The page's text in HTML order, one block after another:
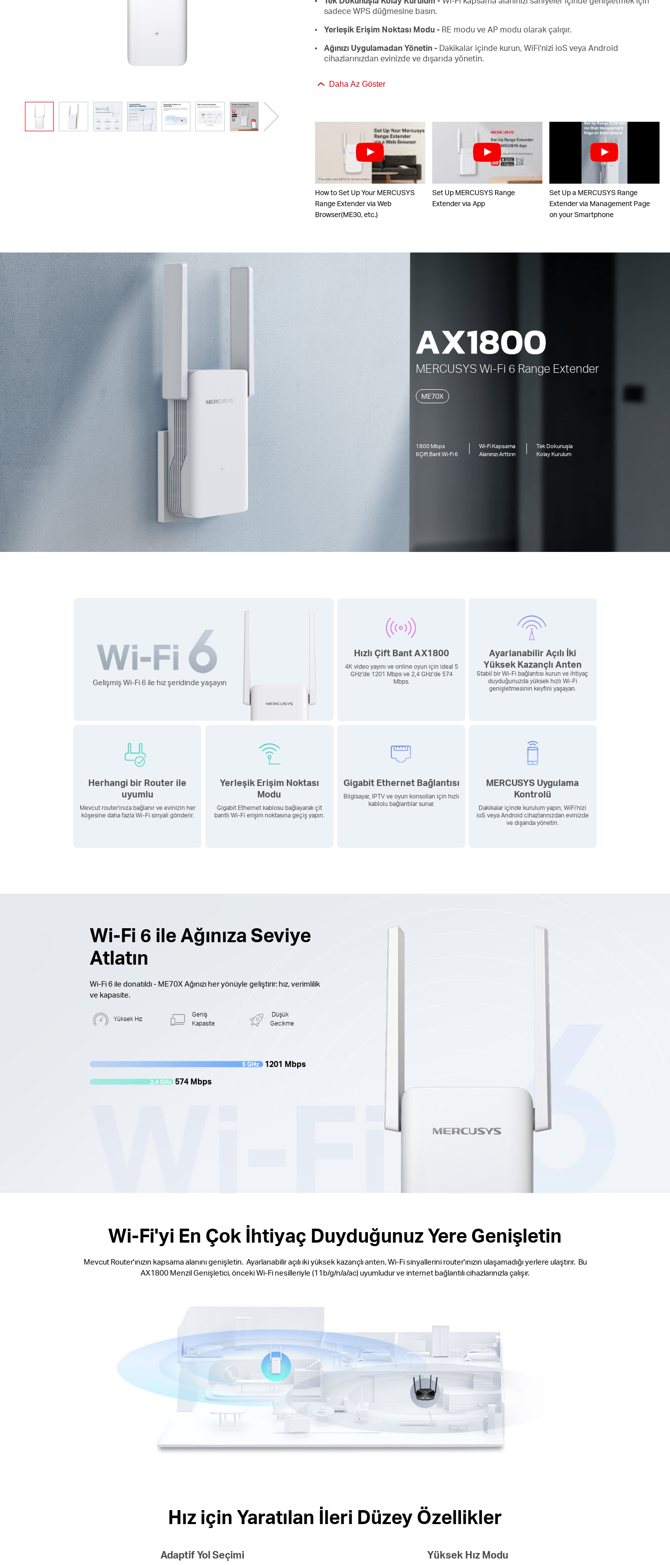
sadece WPS düğmesine basın.
Yerleşik Erişim Noktası Modu -RE modu ve AP modu olarak çalışır.
Ağınızı Uygulamadan Yönetin -Dakikalar içinde kurun, WiFi'nizi ioS veya Android
cihazlarınızdan evinizde ve dışarıda yönetin.
Daha Az Göster
How to Set Up Your MERCUSYS
Range Extender via Web
Browser(ME30, etc.)
Set Up MERCUSYS Range
Extender via App
Set Up a MERCUSYS Range
Extender via Management Page
on your Smartphone
MERCUSYS Wi-Fi 6 Range Extender
ME70X
1800 Mbps
6Çift Bant Wi-Fi 6
Wi-Fi Kapsama
Alanınızı Arttırın
Tek Dokunuşla
Kolay Kurulum
Gelişmiş Wi-Fi 6 ile hız şeridinde yaşayın
Hızlı Çift Bant AX1800
4K video yayını ve online oyun için ideal 5
GHz'de 1201 Mbps ve 2,4 GHz'de 574
Mbps.
Ayarlanabilir Açılı İki
Yüksek Kazançlı Anten
Stabil bir Wi-Fi bağlantısı kurun ve ihtiyaç
duyduğunuzda yüksek hızlı Wi-Fi
genişletmesinin keyfini yaşayan.
Herhangi bir Router ile
uyumlu
Mevcut router'ınıza bağlanır ve evinizin her
köşesine daha fazla Wi-Fi sinyali gönderir.
Yerleşik Erişim Noktası
Modu
Gigabit Ethernet kablosu bağlayarak çit
bantlı Wi-Fi erişim noktasına geçiş yapın.
Gigabit Ethernet Bağlantısı
Bilgisayar, IPTV ve oyun konsolları için hızlı
kablolu bağlantılar sunar.
MERCUSYS Uygulama
Kontrolü
Dakikalar içinde kurulum yapın, WiFi'nizi
ioS veya Android cihazlarınızdan evinizde
ve dışarıda yönetin.
Wi-Fi 6 ile Ağınıza Seviye
Atlatın
Wi-Fi 6 ile donatıldı - ME70X Ağınızı her yönüyle geliştirir: hız, verimlilik
ve kapasite.
Yüksek Hız
Geniş
Kapasite
Düşük
Gecikme
1201 Mbps
574 Mbps
Wi-Fi'yi En Çok İhtiyaç Duyduğunuz Yere Genişletin
Mevcut Router'ınızın kapsama alanını genişletin. Ayarlanabilir açılı iki yüksek kazançlı anten, Wi-Fi sinyallerini router'ınızın ulaşamadığı yerlere ulaştırır. Bu
AX1800 Menzil Genişletici, önceki Wi-Fi nesilleriyle (11b/g/n/a/ac) uyumludur ve internet bağlantılı cihazlarınızla çalışır.
Hız için Yaratılan İleri Düzey Özellikler
Adaptif Yol Seçimi Yüksek Hız Modu